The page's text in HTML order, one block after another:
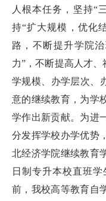
人根本任务，坚持“
持“扩大规模，优化
路，不断提升学院
力”，不断提高人才
学规模、办学层次、
意的继续教育，为学
学作出新贡献。为进
分发挥学校办学优势
北经济学院继续教育
日制专升本校直班
前，我校高等教育自